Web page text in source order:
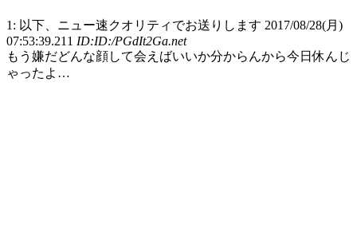
1: 以下、ニュー速クオリティでお送りします 2017/08/28(月)
07:53:39.211 ID:ID:/PGdIt2Ga.net
もう嫌だどんな顔して会えばいいか分からんから今日休んじ
ゃったよ…